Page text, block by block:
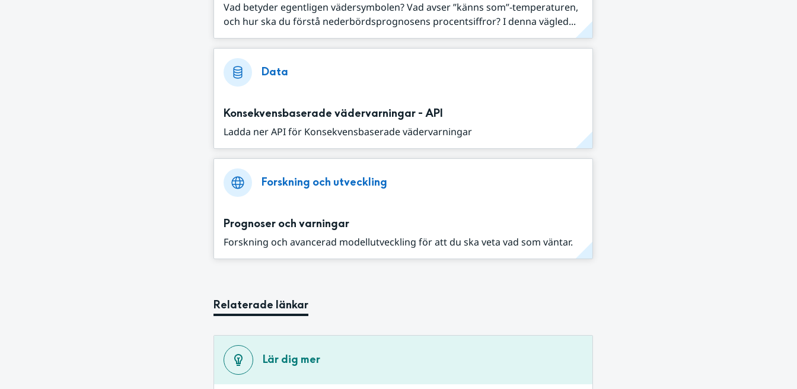
Vad betyder egentligen vädersymbolen? Vad avser ”känns som”-temperaturen,
och hur ska du förstå nederbördsprognosens procentsiffror? I denna vägled...
Data
Konsekvensbaserade vädervarningar - API
Ladda ner API för Konsekvensbaserade vädervarningar
Forskning och utveckling
Prognoser och varningar
Forskning och avancerad modellutveckling för att du ska veta vad som väntar.
Relaterade länkar
Lär dig mer